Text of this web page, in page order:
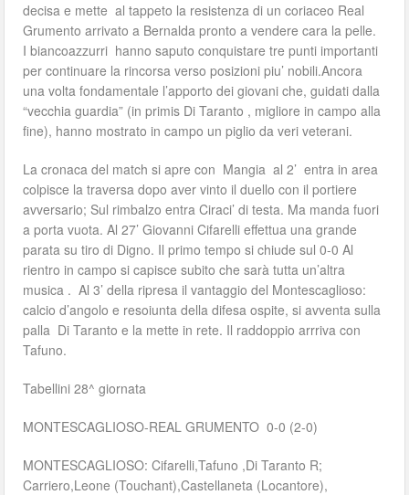
decisa e mette al tappeto la resistenza di un coriaceo Real
Grumento arrivato a Bernalda pronto a vendere cara la pelle.
I biancoazzurri hanno saputo conquistare tre punti importanti
per continuare la rincorsa verso posizioni piu’ nobili.Ancora
una volta fondamentale l’apporto dei giovani che, guidati dalla
“vecchia guardia” (in primis Di Taranto , migliore in campo alla
fine), hanno mostrato in campo un piglio da veri veterani.
La cronaca del match si apre con Mangia al 2’ entra in area
colpisce la traversa dopo aver vinto il duello con il portiere
avversario; Sul rimbalzo entra Ciraci’ di testa. Ma manda fuori
a porta vuota. Al 27’ Giovanni Cifarelli effettua una grande
parata su tiro di Digno. Il primo tempo si chiude sul 0-0 Al
rientro in campo si capisce subito che sarà tutta un’altra
musica . Al 3’ della ripresa il vantaggio del Montescaglioso:
calcio d’angolo e resoiunta della difesa ospite, si avventa sulla
palla Di Taranto e la mette in rete. Il raddoppio arrriva con
Tafuno.
Tabellini 28^ giornata
MONTESCAGLIOSO-REAL GRUMENTO 0-0 (2-0)
MONTESCAGLIOSO: Cifarelli,Tafuno ,Di Taranto R;
Carriero,Leone (Touchant),Castellaneta (Locantore),